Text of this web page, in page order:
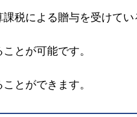
税による贈与を受けてい
とが可能です。
とができます。